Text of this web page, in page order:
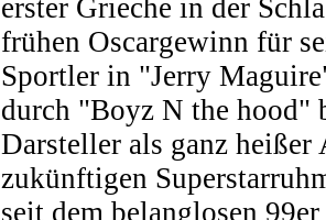
erster Grieche in der
frühen Oscargewinn für
Sportler in "Jerry
durch "Boyz N the hood"
Darsteller als ganz heißer
zukünftigen
seit dem belanglosen